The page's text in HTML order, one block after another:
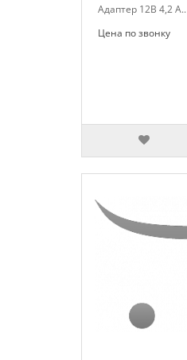
Адаптер 12В 4,2 А..
Цена по звонку